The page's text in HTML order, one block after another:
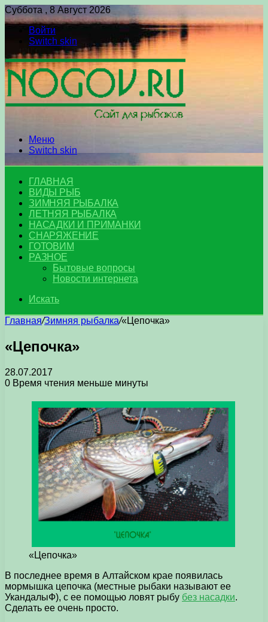
Суббота , 8 Август 2026
Войти
Switch skin
Меню
Switch skin
ГЛАВНАЯ
ВИДЫ РЫБ
ЗИМНЯЯ РЫБАЛКА
ЛЕТНЯЯ РЫБАЛКА
НАСАДКИ И ПРИМАНКИ
СНАРЯЖЕНИЕ
ГОТОВИМ
РАЗНОЕ
Бытовые вопросы
Новости интернета
Искать
Главная/Зимняя рыбалка/«Цепочка»
«Цепочка»
28.07.2017
0 Время чтения меньше минуты
«Цепочка»
В последнее время в Алтайском крае появилась
мормышка цепочка (местные рыбаки называют ее
УкандалыФ), с ее помощью ловят рыбу без насадки.
Сделать ее очень просто.